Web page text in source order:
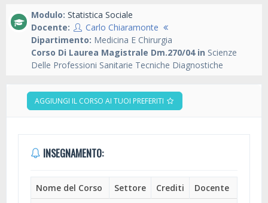
Modulo: Statistica Sociale
Docente:
Carlo Chiaramonte
Dipartimento: Medicina E Chirurgia
Corso Di Laurea Magistrale Dm.270/04 in Scienze
Delle Professioni Sanitarie Tecniche Diagnostiche
AGGIUNGI IL CORSO AI TUOI PREFERITI
INSEGNAMENTO:
Nome del Corso Settore Crediti
Docente